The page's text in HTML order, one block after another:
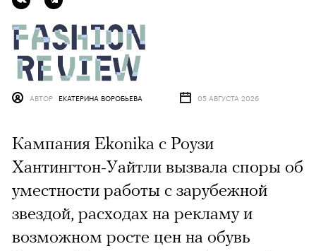
АВТОР ЕКАТЕРИНА ВОРОБЬЕВА 05 АВГУСТА 2026
Кампания Ekonika с Роузи
Хантингтон-Уайтли вызвала споры об
уместности работы с зарубежной
звездой, расходах на рекламу и
возможном росте цен на обувь